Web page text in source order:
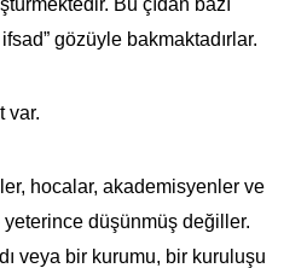
gözüyle bakmaktadırlar.
var.
hocalar, akademisyenler ve
düşünmüş değiller.
veya bir kurumu, bir kuruluşu